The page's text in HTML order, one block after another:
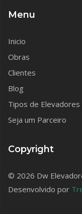
Menu
Inicio
Obras
Clientes
Blog
Tipos de Elevadores
Seja um Parceiro
Copyright
© 2026 Dw
Desenvolvido por